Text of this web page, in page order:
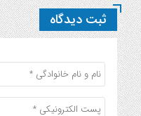
ثبت دیدگاه